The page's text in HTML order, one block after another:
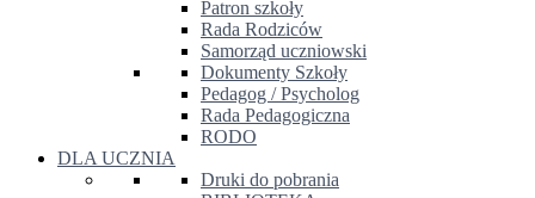
Patron szkoły
Rada Rodziców
Samorząd uczniowski
Dokumenty Szkoły
Pedagog / Psycholog
Rada Pedagogiczna
RODO
DLA UCZNIA
Druki do pobrania